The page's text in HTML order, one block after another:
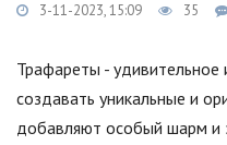
3-11-2023, 15:09 35
Трафареты - удивительное
создавать уникальные и
добавляют особый шарм и